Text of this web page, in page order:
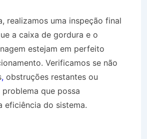
realizamos uma inspeção final
a caixa de gordura e o
estejam em perfeito
Verificamos se não
, obstruções restantes ou
que possa
eficiência do sistema.